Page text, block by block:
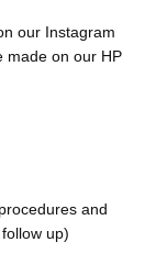
our Instagram
made on our HP
and
up)